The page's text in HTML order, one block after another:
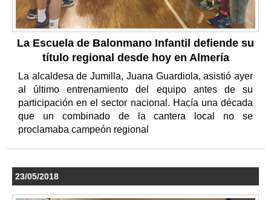
La Escuela de Balonmano Infantil defiende su
título regional desde hoy en Almería
La alcaldesa de Jumilla, Juana Guardiola, asistió ayer
al último entrenamiento del equipo antes de su
participación en el sector nacional. Hacía una década
que un combinado de la cantera local no se
proclamaba campeón regional
23/05/2018